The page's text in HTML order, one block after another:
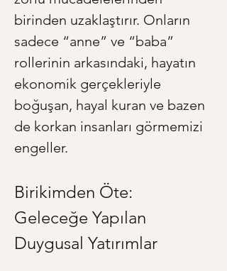
birinden uzaklaştırır. Onların
sadece “anne” ve “baba”
rollerinin arkasındaki, hayatın
ekonomik gerçekleriyle
boğuşan, hayal kuran ve bazen
de korkan insanları görmemizi
engeller.
Birikimden Öte:
Geleceğe Yapılan
Duygusal Yatırımlar